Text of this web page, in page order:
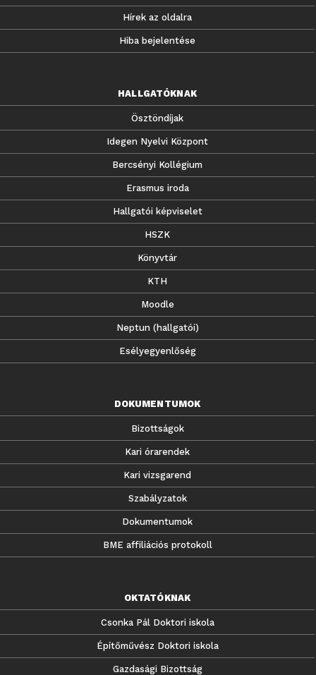
Hírek az oldalra
Hiba bejelentése
HALLGATÓKNAK
Ösztöndíjak
Idegen Nyelvi Központ
Bercsényi Kollégium
Erasmus iroda
Hallgatói képviselet
HSZK
Könyvtár
KTH
Moodle
Neptun (hallgatói)
Esélyegyenlőség
DOKUMENTUMOK
Bizottságok
Kari órarendek
Kari vizsgarend
Szabályzatok
Dokumentumok
BME affiliációs protokoll
OKTATÓKNAK
Csonka Pál Doktori iskola
Építőművész Doktori iskola
Gazdasági Bizottság